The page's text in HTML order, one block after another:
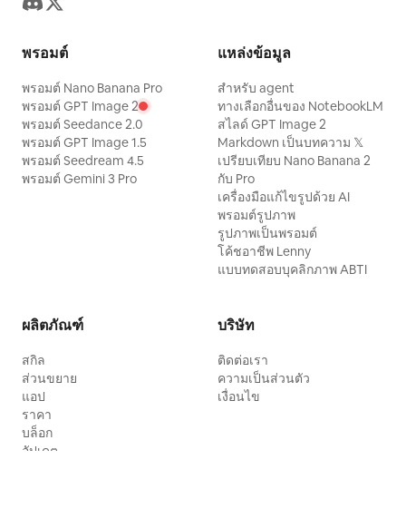
พรอมต์
พรอมต์ Nano Banana Pro
พรอมต์ GPT Image 2
พรอมต์ Seedance 2.0
พรอมต์ GPT Image 1.5
พรอมต์ Seedream 4.5
พรอมต์ Gemini 3 Pro
แหล่งข้อมูล
สำหรับ agent
ทางเลือกอื่นของ NotebookLM
สไลด์ GPT Image 2
Markdown เป็นบทความ 𝕏
เปรียบเทียบ Nano Banana 2
กับ Pro
เครื่องมือแก้ไขรูปด้วย AI
พรอมต์รูปภาพ
รูปภาพเป็นพรอมต์
โค้ชอาชีพ Lenny
แบบทดสอบบุคลิกภาพ ABTI
ผลิตภัณฑ์
สกิล
ส่วนขยาย
แอป
ราคา
บล็อก
อัปเดต
บริษัท
ติดต่อเรา
ความเป็นส่วนตัว
เงื่อนไข